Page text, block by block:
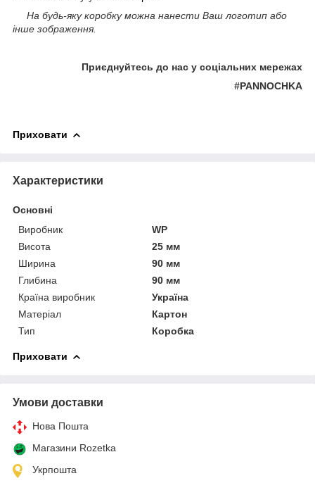
На будь-яку коробку можна нанести Ваш логотип або
інше зображення.
Приєднуйтесь до нас у соціальних мережах
#PANNOCHKA
Приховати
Характеристики
Основні
Виробник
WP
Висота
25 мм
Ширина
90 мм
Глибина
90 мм
Країна виробник
Україна
Матеріал
Картон
Тип
Коробка
Приховати
Умови доставки
Нова Пошта
Магазини Rozetka
Укрпошта